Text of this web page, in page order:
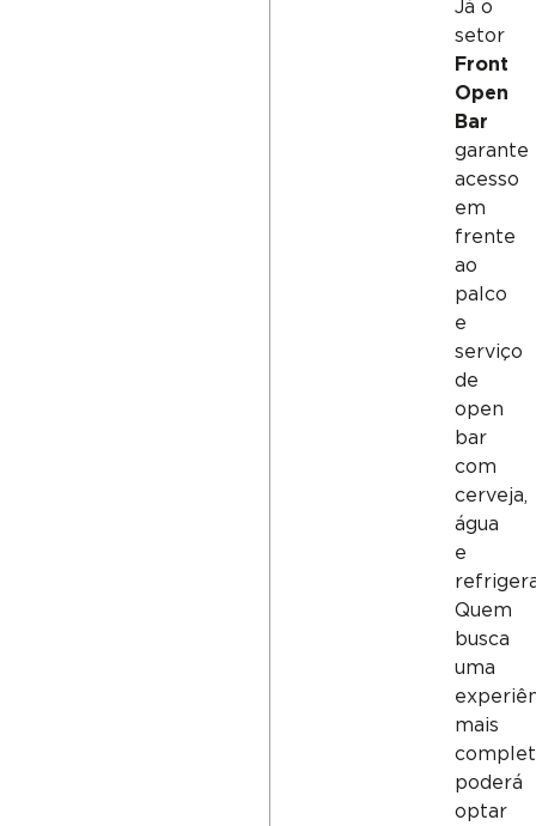
Já o
setor
Front
Open
Bar
garante
acesso
em
frente
ao
palco
e
serviço
de
open
bar
com
cerveja,
água
e
Quem
busca
uma
mais
poderá
optar